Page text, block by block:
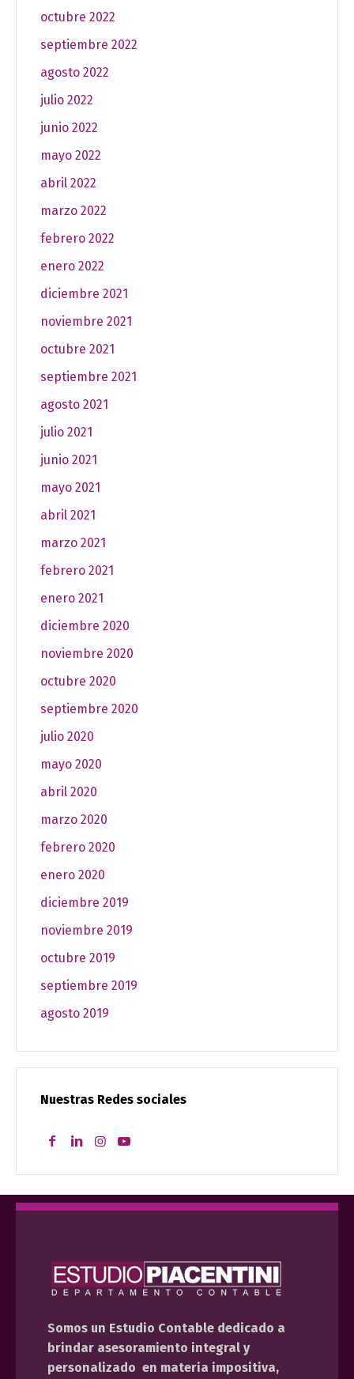
octubre 2022
septiembre 2022
agosto 2022
julio 2022
junio 2022
mayo 2022
abril 2022
marzo 2022
febrero 2022
enero 2022
diciembre 2021
noviembre 2021
octubre 2021
septiembre 2021
agosto 2021
julio 2021
junio 2021
mayo 2021
abril 2021
marzo 2021
febrero 2021
enero 2021
diciembre 2020
noviembre 2020
octubre 2020
septiembre 2020
julio 2020
mayo 2020
abril 2020
marzo 2020
febrero 2020
enero 2020
diciembre 2019
noviembre 2019
octubre 2019
septiembre 2019
agosto 2019
Nuestras Redes sociales
Somos un Estudio Contable dedicado a
brindar asesoramiento integral y
personalizado en materia impositiva,